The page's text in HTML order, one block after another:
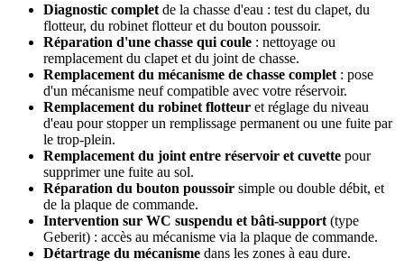
Diagnostic complet de la chasse d'eau : test du clapet, du
flotteur, du robinet flotteur et du bouton poussoir.
Réparation d'une chasse qui coule : nettoyage ou
remplacement du clapet et du joint de chasse.
Remplacement du mécanisme de chasse complet : pose
d'un mécanisme neuf compatible avec votre réservoir.
Remplacement du robinet flotteur et réglage du niveau
d'eau pour stopper un remplissage permanent ou une fuite par
le trop-plein.
Remplacement du joint entre réservoir et cuvette pour
supprimer une fuite au sol.
Réparation du bouton poussoir simple ou double débit, et
de la plaque de commande.
Intervention sur WC suspendu et bâti-support (type
Geberit) : accès au mécanisme via la plaque de commande.
Détartrage du mécanisme dans les zones à eau dure.